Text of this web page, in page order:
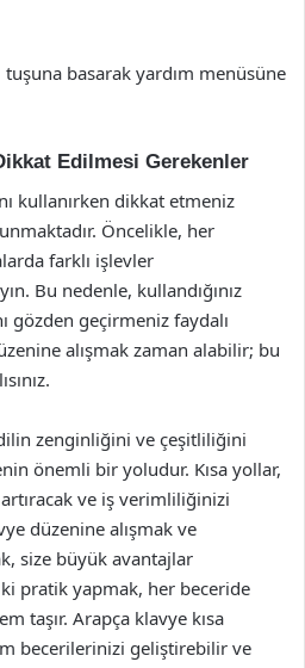
basarak yardım menüsüne
Edilmesi Gerekenler
kullanırken dikkat etmeniz
Öncelikle, her
farklı işlevler
Bu nedenle, kullandığınız
gözden geçirmeniz faydalı
alışmak zaman alabilir; bu
zenginliğini ve çeşitliliğini
önemli bir yoludur. Kısa yollar,
artıracak ve iş verimliliğinizi
düzenine alışmak ve
size büyük avantajlar
ki pratik yapmak, her beceride
taşır. Arapça klavye kısa
becerilerinizi geliştirebilir ve